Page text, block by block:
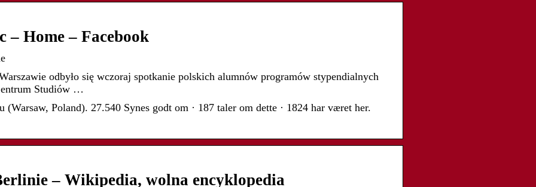
– Home – Facebook
odbyło się wczoraj spotkanie polskich alumnów programów stypendialnych
Studiów …
(Warsaw, Poland). 27.540 Synes godt om · 187 taler om dette · 1824 har været her.
– Wikipedia, wolna encyklopedia